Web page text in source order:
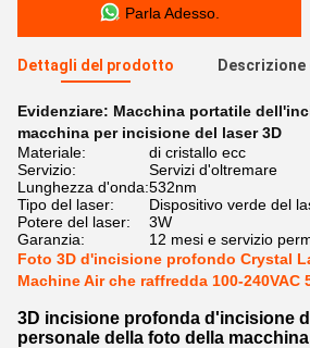
Parla Adesso.
Dettagli del prodotto
Evidenziare: Macchina portatile
macchina per incisione del laser 3D
Materiale:
di cristallo ecc
Servizio:
Servizi d'oltremare
Lunghezza d'onda:532nm
Tipo del laser:
Dispositivo verde del
Potere del laser:
3W
Garanzia:
12 mesi e servizio
Foto 3D d'incisione profondo Crystal
Machine Air che raffredda 100-240VAC
3D incisione profonda d'incisione
personale della foto della